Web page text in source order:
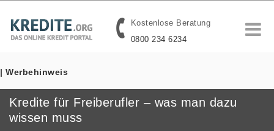
Kostenlose Beratung
0800 234 6234
| Werbehinweis
Kredite für Freiberufler – was man dazu
wissen muss